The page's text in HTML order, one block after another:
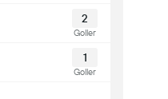
2
Goller
1
Goller